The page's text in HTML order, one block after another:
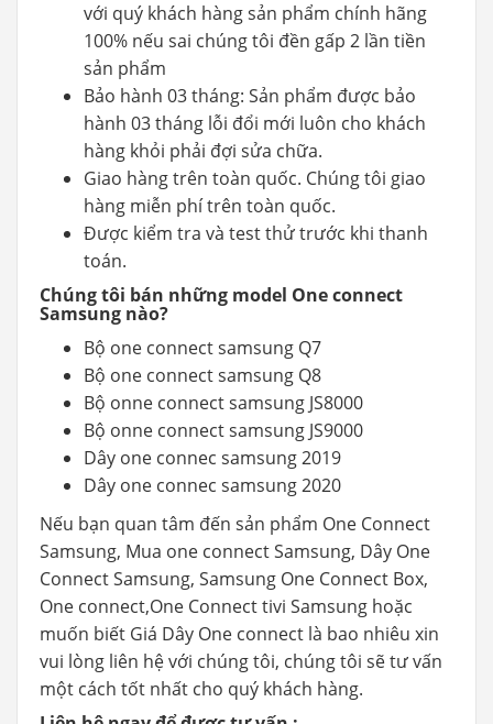
với quý khách hàng sản phẩm chính hãng
100% nếu sai chúng tôi đền gấp 2 lần tiền
sản phẩm
Bảo hành 03 tháng: Sản phẩm được bảo
hành 03 tháng lỗi đổi mới luôn cho khách
hàng khỏi phải đợi sửa chữa.
Giao hàng trên toàn quốc. Chúng tôi giao
hàng miễn phí trên toàn quốc.
Được kiểm tra và test thử trước khi thanh
toán.
Chúng tôi bán những model One connect
Samsung nào?
Bộ one connect samsung Q7
Bộ one connect samsung Q8
Bộ onne connect samsung JS8000
Bộ onne connect samsung JS9000
Dây one connec samsung 2019
Dây one connec samsung 2020
Nếu bạn quan tâm đến sản phẩm One Connect
Samsung, Mua one connect Samsung, Dây One
Connect Samsung, Samsung One Connect Box,
One connect,One Connect tivi Samsung hoặc
muốn biết Giá Dây One connect là bao nhiêu xin
vui lòng liên hệ với chúng tôi, chúng tôi sẽ tư vấn
một cách tốt nhất cho quý khách hàng.